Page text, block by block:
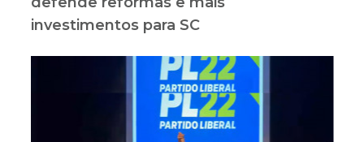
investimentos para SC